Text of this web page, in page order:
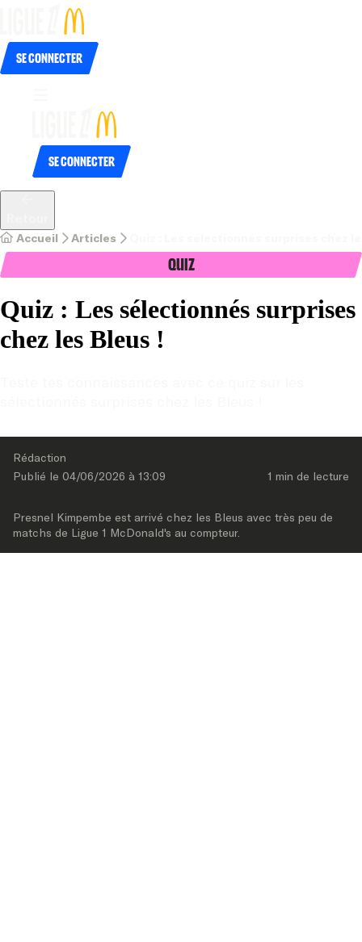
Se connecter
Se connecter
Accueil Articles
Quiz
Quiz : Les sélectionnés surprises
chez les Bleus !
Rédaction
Publié le 04/06/2026 à 13:09 1 min de lecture
Presnel Kimpembe est arrivé chez les Bleus avec très peu de
matchs de Ligue 1 McDonald's au compteur.